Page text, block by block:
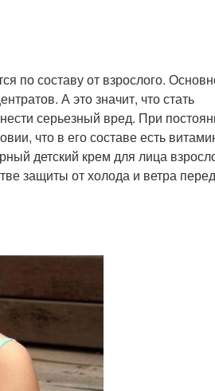
по составу от взрослого.
А это значит, что стать
серьезный вред. При
что в его составе есть
детский крем для лица
защиты от холода и ветра перед